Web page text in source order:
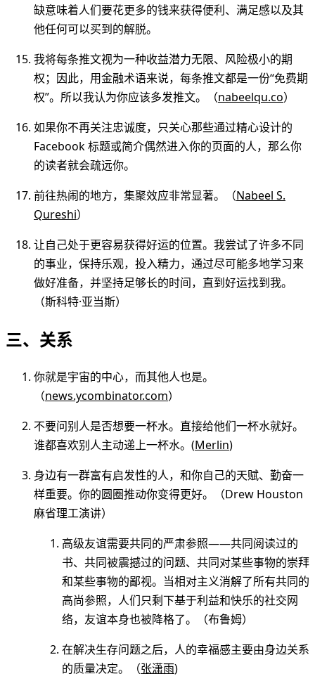
缺意味着人们要花更多的钱来获得便利、满足感以及其
他任何可以买到的解脱。
我将每条推文视为一种收益潜力无限、风险极小的期
权；因此，用金融术语来说，每条推文都是一份“免费期
权”。所以我认为你应该多发推文。（nabeelqu.co）
如果你不再关注忠诚度，只关心那些通过精心设计的
Facebook 标题或简介偶然进入你的页面的人，那么你
的读者就会疏远你。
前往热闹的地方，集聚效应非常显著。（Nabeel S.
Qureshi）
让自己处于更容易获得好运的位置。我尝试了许多不同
的事业，保持乐观，投入精力，通过尽可能多地学习来
做好准备，并坚持足够长的时间，直到好运找到我。
（斯科特·亚当斯）
三、关系
你就是宇宙的中心，而其他人也是。
（news.ycombinator.com）
不要问别人是否想要一杯水。直接给他们一杯水就好。
谁都喜欢别人主动递上一杯水。(Merlin)
身边有一群富有启发性的人，和你自己的天赋、勤奋一
样重要。你的圆圈推动你变得更好。（Drew Houston
麻省理工演讲）
高级友谊需要共同的严肃参照——共同阅读过的
书、共同被震撼过的问题、共同对某些事物的崇拜
和某些事物的鄙视。当相对主义消解了所有共同的
高尚参照，人们只剩下基于利益和快乐的社交网
络，友谊本身也被降格了。（布鲁姆）
在解决生存问题之后，人的幸福感主要由身边关系
的质量决定。（张潇雨)